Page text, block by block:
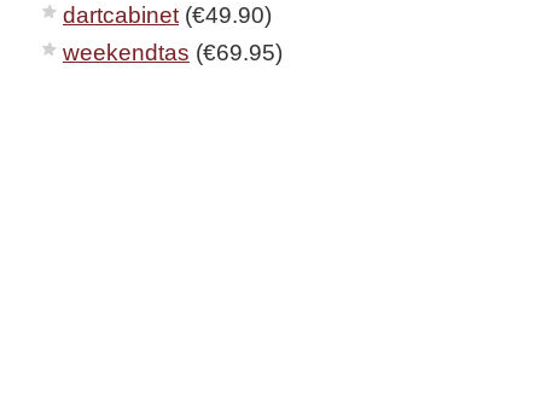
dartcabinet (€49.90)
weekendtas (€69.95)